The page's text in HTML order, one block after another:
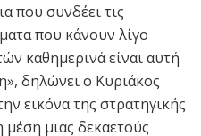
που συνδέει τις
που κάνουν λίγο
καθημερινά είναι αυτή
δηλώνει ο Κυριάκος
εικόνα της στρατηγικής
μιας δεκαετούς